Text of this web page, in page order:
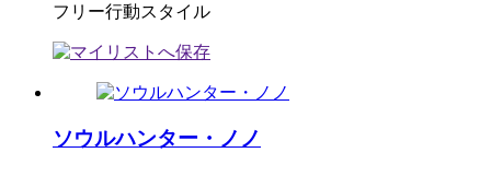
フリー行動スタイル
ソウルハンター・ノノ